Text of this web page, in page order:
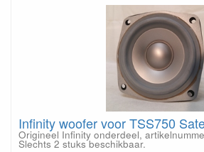
Infinity woofer voor TSS750
Origineel Infinity onderdeel,
Slechts 2 stuks beschikbaar.